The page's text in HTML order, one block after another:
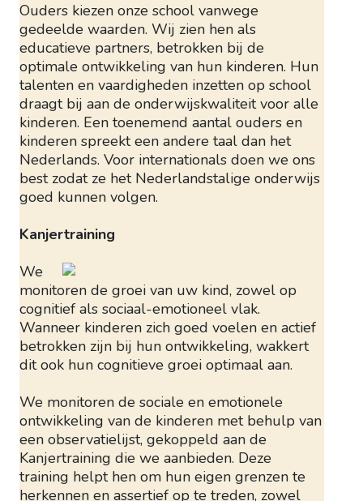
Ouders kiezen onze school vanwege
gedeelde waarden. Wij zien hen als
educatieve partners, betrokken bij de
optimale ontwikkeling van hun kinderen. Hun
talenten en vaardigheden inzetten op school
draagt bij aan de onderwijskwaliteit voor alle
kinderen. Een toenemend aantal ouders en
kinderen spreekt een andere taal dan het
Nederlands. Voor internationals doen we ons
best zodat ze het Nederlandstalige onderwijs
goed kunnen volgen.
Kanjertraining
We
monitoren de groei van uw kind, zowel op
cognitief als sociaal-emotioneel vlak.
Wanneer kinderen zich goed voelen en actief
betrokken zijn bij hun ontwikkeling, wakkert
dit ook hun cognitieve groei optimaal aan.
We monitoren de sociale en emotionele
ontwikkeling van de kinderen met behulp van
een observatielijst, gekoppeld aan de
Kanjertraining die we aanbieden. Deze
training helpt hen om hun eigen grenzen te
herkennen en assertief op te treden, zowel